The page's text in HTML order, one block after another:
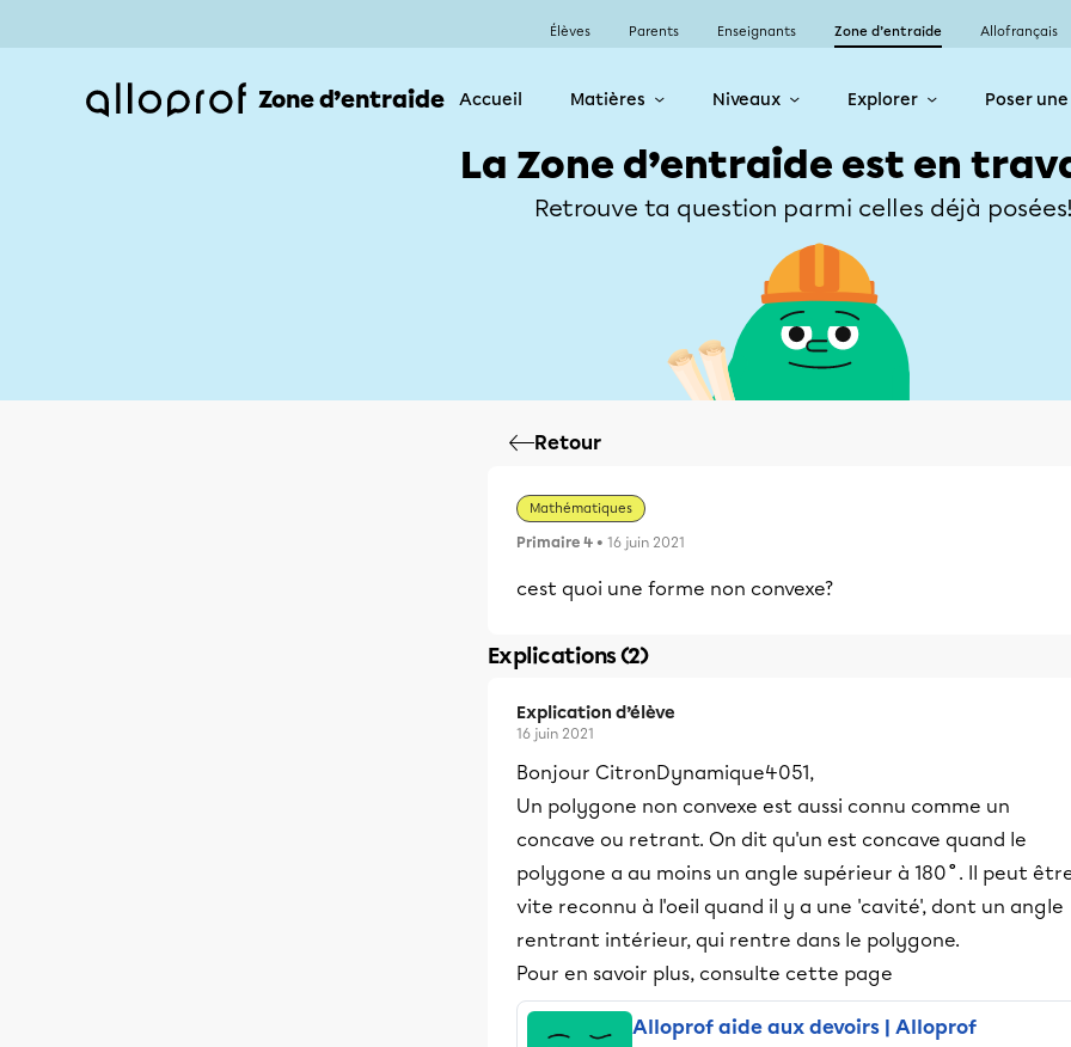
Élèves Parents Enseignants Zone d’entraide Allofrançais
Zone d’entraide Accueil Matières Niveaux Explorer Poser
La Zone d’entraide est en
Retrouve ta question parmi celles déjà
Retour
Mathématiques
Primaire 4 • 16 juin 2021
cest quoi une forme non convexe?
Explications (2)
Explication d’élève
16 juin 2021
Bonjour CitronDynamique4051,
Un polygone non convexe est aussi connu comme un
concave ou retrant. On dit qu'un est concave quand le
polygone a au moins un angle supérieur à 180˚ . Il peut
vite reconnu à l'oeil quand il y a une 'cavité', dont un angle
rentrant intérieur, qui rentre dans le polygone.
Pour en savoir plus, consulte cette page
Alloprof aide aux devoirs | Alloprof